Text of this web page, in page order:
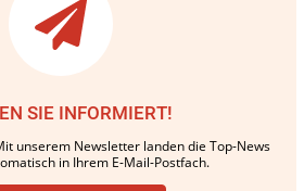
SIE INFORMIERT!
unserem Newsletter landen die Top-News
in Ihrem E-Mail-Postfach.